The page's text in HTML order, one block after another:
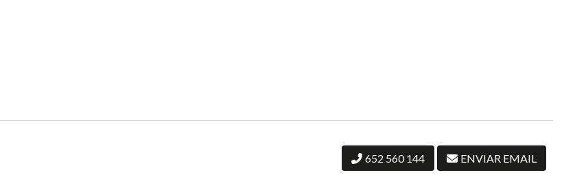
652 560 144 ENVIAR EMAIL